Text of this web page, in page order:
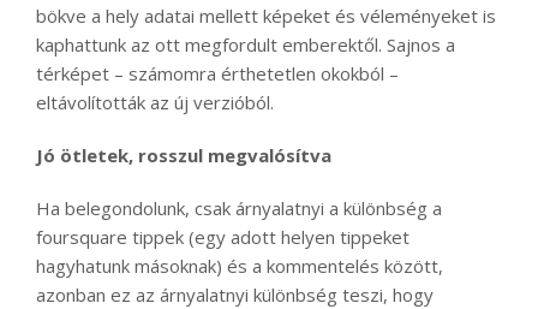
bökve a hely adatai mellett képeket és véleményeket is
kaphattunk az ott megfordult emberektől. Sajnos a
térképet – számomra érthetetlen okokból –
eltávolították az új verzióból.
Jó ötletek, rosszul megvalósítva
Ha belegondolunk, csak árnyalatnyi a különbség a
foursquare tippek (egy adott helyen tippeket
hagyhatunk másoknak) és a kommentelés között,
azonban ez az árnyalatnyi különbség teszi, hogy